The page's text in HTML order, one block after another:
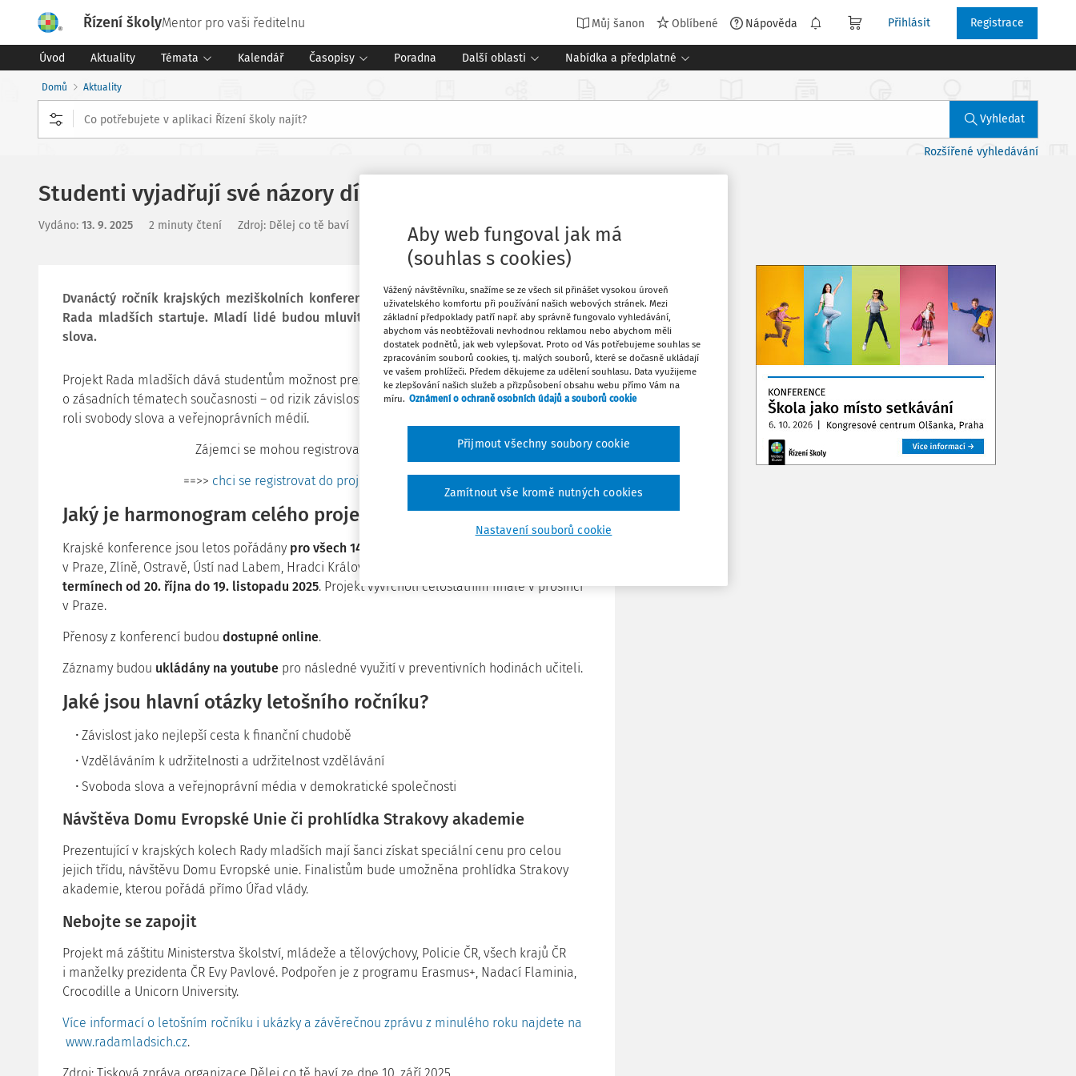
Řízení školyMentor pro vaši ředitelnu Můj šanon Oblíbené Nápověda Přihlásit Registrace
Úvod Aktuality Témata Kalendář Časopisy Poradna Další oblasti Nabídka a předplatné
Domů Aktuality
Vyhledat
Rozšířené vyhledávání
Studenti vyjadřují své názory díky Radě mladších
Vydáno: 13. 9. 2025 2 minuty čtení Zdroj: Dělej co tě baví
Dvanáctý ročník krajských meziškolních konferencí i celorepublikového finále projektu
Rada mladších startuje. Mladí lidé budou mluvit o závislostech, vzdělávání i svobodě
slova.
Projekt Rada mladších dává studentům možnost prezentovat své názory a diskutovat
o zásadních tématech současnosti – od rizik závislostí přes udržitelnost ve vzdělávání až po
roli svobody slova a veřejnoprávních médií.
Zájemci se mohou registrovat .
==>> chci se registrovat do projektu Rada mladších
Jaký je harmonogram celého projektu?
Krajské konference jsou letos pořádány pro všech 14 krajů
v Praze, Zlíně, Ostravě, Ústí nad Labem, Hradci Králové, Jihlavě a Českých Budějovicích
termínech od 20. října do 19. listopadu 2025. Projekt vyvrcholí celostátním finále v prosinci
v Praze.
Přenosy z konferencí budou dostupné online.
Záznamy budou ukládány na youtube pro následné využití v preventivních hodinách učiteli.
Jaké jsou hlavní otázky letošního ročníku?
Závislost jako nejlepší cesta k finanční chudobě
Vzděláváním k udržitelnosti a udržitelnost vzdělávání
Svoboda slova a veřejnoprávní média v demokratické společnosti
Návštěva Domu Evropské Unie či prohlídka Strakovy akademie
Prezentující v krajských kolech Rady mladších mají šanci získat speciální cenu pro celou
jejich třídu, návštěvu Domu Evropské unie. Finalistům bude umožněna prohlídka Strakovy
akademie, kterou pořádá přímo Úřad vlády.
Nebojte se zapojit
Projekt má záštitu Ministerstva školství, mládeže a tělovýchovy, Policie ČR, všech krajů ČR
i manželky prezidenta ČR Evy Pavlové. Podpořen je z programu Erasmus+, Nadací Flaminia,
Crocodille a Unicorn University.
Více informací o letošním ročníku i ukázky a závěrečnou zprávu z minulého roku najdete na
www.radamladsich.cz.
Oblíbené
Stáhnout
Aby web fungoval jak má
(souhlas s cookies)
Vážený návštěvníku, snažíme se ze všech sil přinášet vysokou úroveň
uživatelského komfortu při používání našich webových stránek. Mezi
základní předpoklady patří např. aby správně fungovalo vyhledávání,
abychom vás neobtěžovali nevhodnou reklamou nebo abychom měli
dostatek podnětů, jak web vylepšovat. Proto od Vás potřebujeme souhlas se
zpracováním souborů cookies, tj. malých souborů, které se dočasně ukládají
ve vašem prohlížeči. Předem děkujeme za udělení souhlasu. Data využijeme
ke zlepšování našich služeb a přizpůsobení obsahu webu přímo Vám na
míru. Oznámení o ochraně osobních údajů a souborů cookie
Nastavení souborů cookie
Zamítnout vše kromě nutných cookies
Přijmout všechny soubory cookie